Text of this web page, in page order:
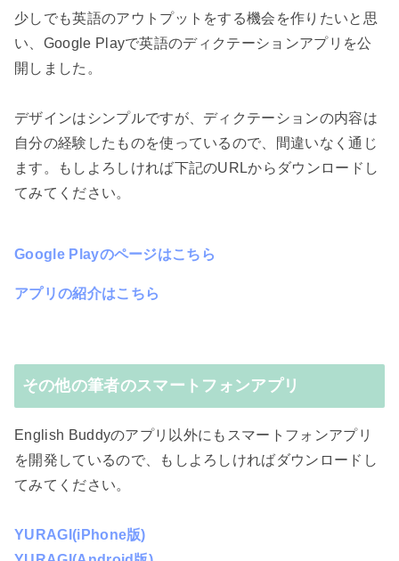
少しでも英語のアウトプットをする機会を作りたいと思
い、Google Playで英語のディクテーションアプリを公
開しました。
デザインはシンプルですが、ディクテーションの内容は
自分の経験したものを使っているので、間違いなく通じ
ます。もしよろしければ下記のURLからダウンロードし
てみてください。
Google Playのページはこちら
アプリの紹介はこちら
その他の筆者のスマートフォンアプリ
English Buddyのアプリ以外にもスマートフォンアプリ
を開発しているので、もしよろしければダウンロードし
てみてください。
YURAGI(iPhone版)